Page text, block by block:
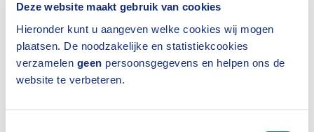
Deze website maakt gebruik van cookies
Hieronder kunt u aangeven welke cookies wij mogen
plaatsen. De noodzakelijke en statistiekcookies
verzamelen geen persoonsgegevens en helpen ons de
website te verbeteren.
van het fanchisebedrag, dan laten wij dit weten.
Cao voor de PAWW-regeling
In het onderhandelingsresultaat hebben cao-
partijen afgesproken om de Private Aanvulling 3e